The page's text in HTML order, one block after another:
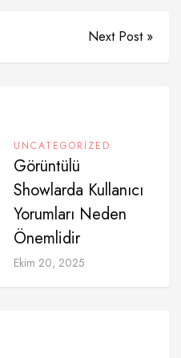
Next Post »
UNCATEGORIZED
Görüntülü
Showlarda Kullanıcı
Yorumları Neden
Önemlidir
Ekim 20, 2025